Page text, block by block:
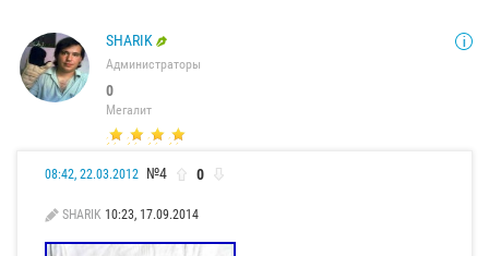
SHARIK
Администраторы
0
Мегалит
08:42, 22.03.2012 №4 0
SHARIK 10:23, 17.09.2014